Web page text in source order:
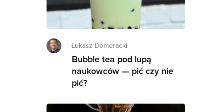
Łukasz Domeracki
Bubble tea pod lupą
naukowców — pić czy nie
pić?